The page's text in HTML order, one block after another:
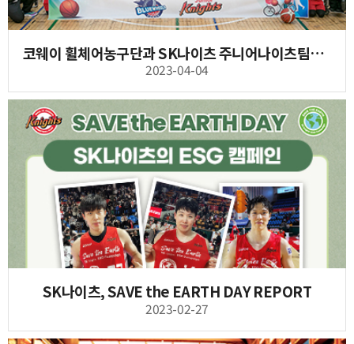
코웨이 휠체어농구단과 SK나이츠 주니어나이츠팀의 통합농구 교류 활동
2023-04-04
SK나이츠, SAVE the EARTH DAY REPORT
2023-02-27